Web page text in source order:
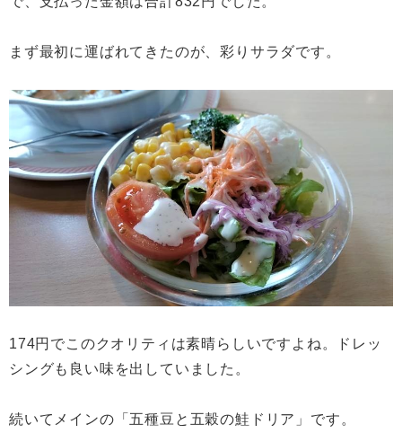
まず最初に運ばれてきたのが、彩りサラダです。
174円でこのクオリティは素晴らしいですよね。ドレッ
シングも良い味を出していました。
続いてメインの「五種豆と五穀の鮭ドリア」です。